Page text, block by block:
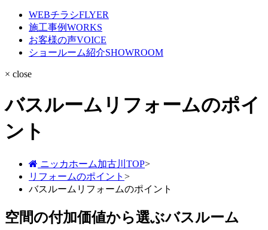
WEBチラシFLYER
施工事例WORKS
お客様の声VOICE
ショールーム紹介SHOWROOM
× close
バスルームリフォームのポイ
ント
ニッカホーム加古川TOP>
リフォームのポイント >
バスルームリフォームのポイント
空間の付加価値から選ぶバスルーム